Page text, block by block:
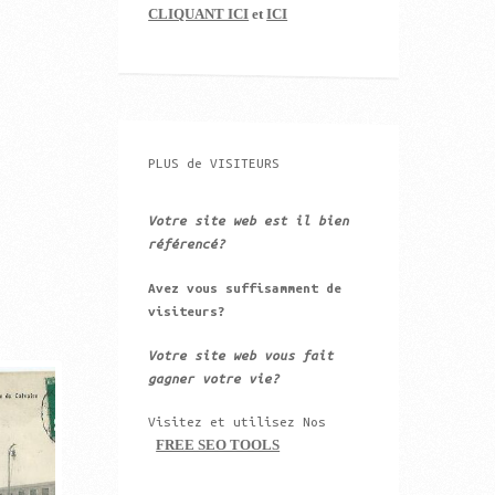
CLIQUANT ICI et ICI
PLUS de VISITEURS
Votre site web est il bien
référencé?
Avez vous suffisamment de
visiteurs?
Votre site web vous fait
gagner votre vie?
Visitez et utilisez Nos
FREE SEO TOOLS